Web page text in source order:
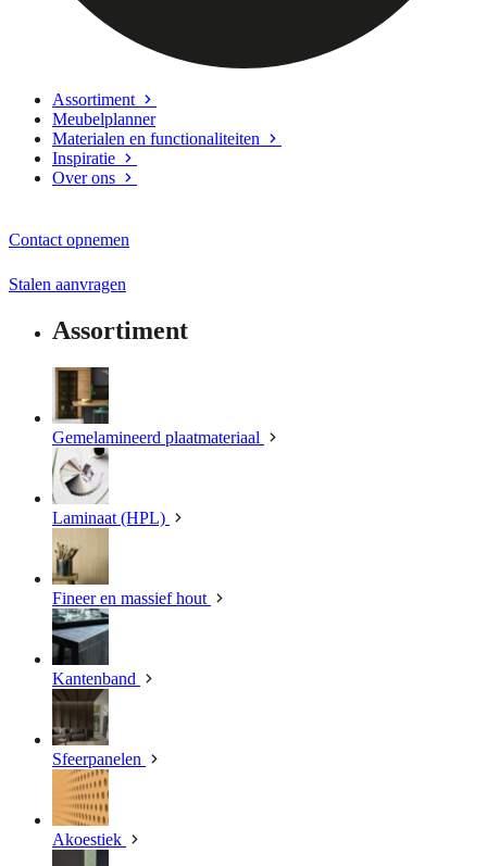
Assortiment
Meubelplanner
Materialen en functionaliteiten
Inspiratie
Over ons
Contact opnemen
Stalen aanvragen
Assortiment
Gemelamineerd plaatmateriaal
Laminaat (HPL)
Fineer en massief hout
Kantenband
Sfeerpanelen
Akoestiek